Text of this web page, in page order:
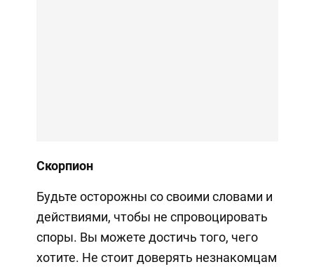
Скорпион
Будьте осторожны со своими словами и
действиями, чтобы не спровоцировать
споры. Вы можете достичь того, чего
хотите. Не стоит доверять незнакомцам